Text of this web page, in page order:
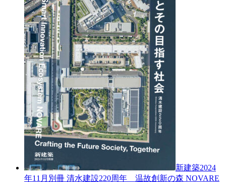
新建築2024
年11月別冊 清水建設220周年 温故創新の森 NOVARE